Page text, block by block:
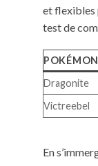
et flexibles
test de
POKÉMON
Dragonite
Victreebel
En